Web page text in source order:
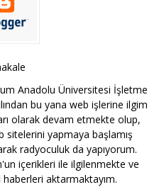
Anadolu Üniversitesi İşletme
bu yana web işlerine ilgim
olarak devam etmekte olup,
sitelerini yapmaya başlamış
radyoculuk da yapıyorum.
içerikleri ile ilgilenmekte ve
aktarmaktayım.